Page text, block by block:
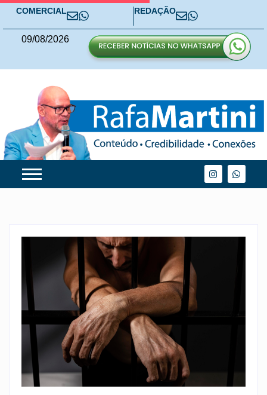
COMERCIAL REDAÇÃO
09/08/2026